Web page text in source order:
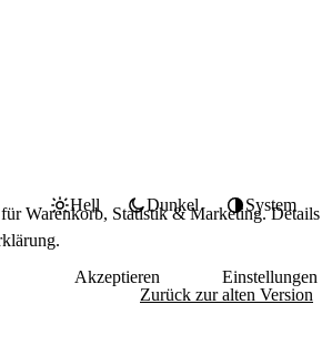
Hell Dunkel System
Zurück zur alten Version
Warenkorb, Statistik & Marketing. Details
.
Akzeptieren Einstellungen